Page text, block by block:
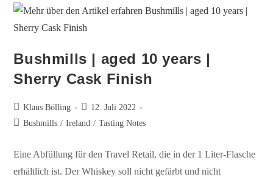
Bushmills | aged 10 years |
Sherry Cask Finish
Klaus Bölling
12. Juli 2022
Bushmills / Ireland / Tasting Notes
Eine Abfüllung für den Travel Retail, die in der 1 Liter-Flasche
erhältlich ist. Der Whiskey soll nicht gefärbt und nicht